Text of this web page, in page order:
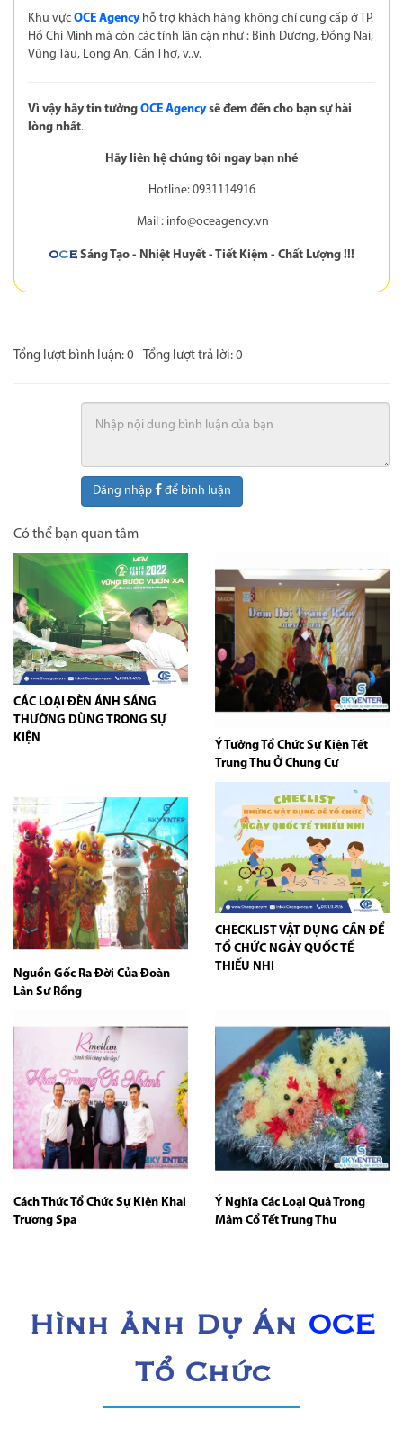
Khu vực OCE Agency hỗ trợ khách hàng không chỉ cung cấp ở TP.
Hồ Chí Mình mà còn các tỉnh lân cận như : Bình Dương, Đồng Nai,
Vũng Tàu, Long An, Cần Thơ, v..v.
Vì vậy hãy tin tưởng OCE Agencysẽ đem đến cho bạn sự hài
lòng nhất.
Hãy liên hệ chúng tôi ngay bạn nhé
Hotline: 0931114916
Mail : info@oceagency.vn
OC E Sáng Tạo - Nhiệt Huyết - Tiết Kiệm - Chất Lượng !!!
Tổng lượt bình luận: 0 - Tổng lượt trả lời: 0
Đăng nhập để bình luận
Có thể bạn quan tâm
CÁC LOẠI ĐÈN ÁNH SÁNG
THƯỜNG DÙNG TRONG SỰ
KIỆN
Ý Tưởng Tổ Chức Sự Kiện Tết
Trung Thu Ở Chung Cư
Nguồn Gốc Ra Đời Của Đoàn
Lân Sư Rồng
CHECKLIST VẬT DỤNG CẦN ĐỂ
TỔ CHỨC NGÀY QUỐC TẾ
THIẾU NHI
Cách Thức Tổ Chức Sự Kiện Khai
Trương Spa
Ý Nghĩa Các Loại Quả Trong
Mâm Cổ Tết Trung Thu
Hình ảnh Dự Án OCE
Tổ Chức